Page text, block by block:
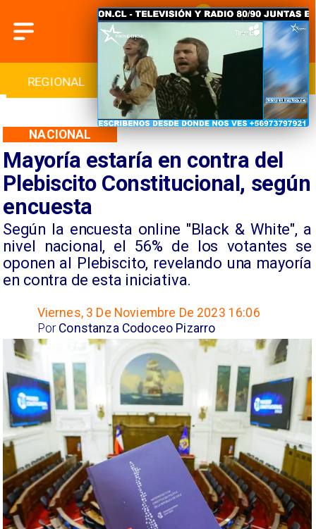
REGIONAL INTERNACIONAL DEPORTES
Mayoría estaría en contra del
Plebiscito Constitucional, según
encuesta
Según la encuesta online "Black & White", a
nivel nacional, el 56% de los votantes se
oponen al Plebiscito, revelando una mayoría
en contra de esta iniciativa.
NACIONAL
Viernes, 3 De Noviembre De 2023 16:06
Constanza Codoceo Pizarro
Por